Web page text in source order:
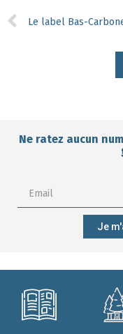
Ne ratez aucun
Je